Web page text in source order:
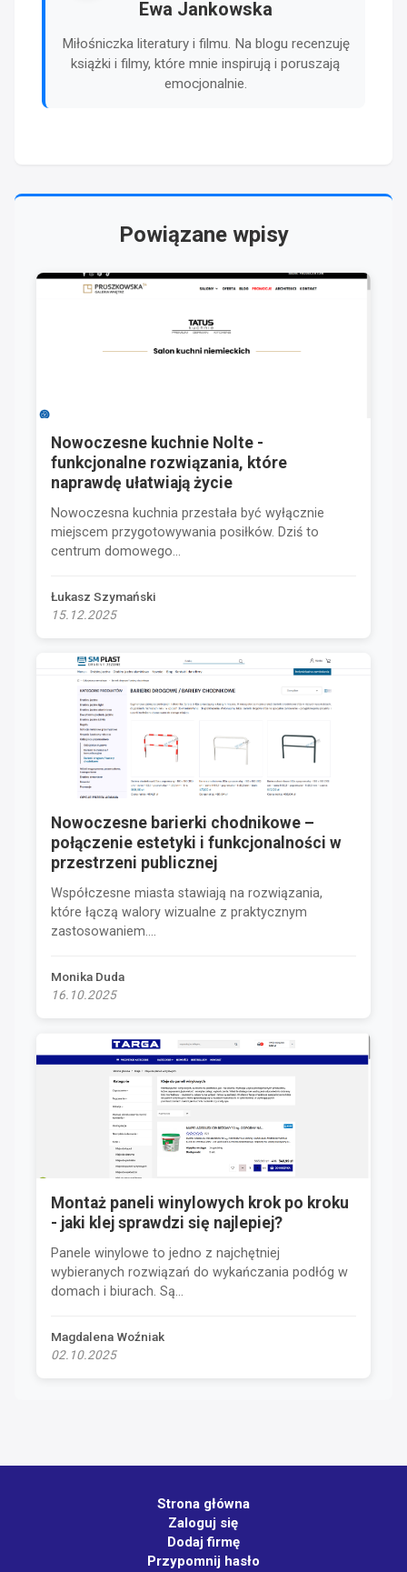
Ewa Jankowska
Miłośniczka literatury i filmu. Na blogu recenzuję
książki i filmy, które mnie inspirują i poruszają
emocjonalnie.
Powiązane wpisy
Nowoczesne kuchnie Nolte -
funkcjonalne rozwiązania, które
naprawdę ułatwiają życie
Nowoczesna kuchnia przestała być wyłącznie
miejscem przygotowywania posiłków. Dziś to
centrum domowego...
Łukasz Szymański
15.12.2025
Nowoczesne barierki chodnikowe –
połączenie estetyki i funkcjonalności w
przestrzeni publicznej
Współczesne miasta stawiają na rozwiązania,
które łączą walory wizualne z praktycznym
zastosowaniem....
Monika Duda
16.10.2025
Montaż paneli winylowych krok po kroku
- jaki klej sprawdzi się najlepiej?
Panele winylowe to jedno z najchętniej
wybieranych rozwiązań do wykańczania podłóg w
domach i biurach. Są...
Magdalena Woźniak
02.10.2025
Strona główna
Zaloguj się
Dodaj firmę
Przypomnij hasło